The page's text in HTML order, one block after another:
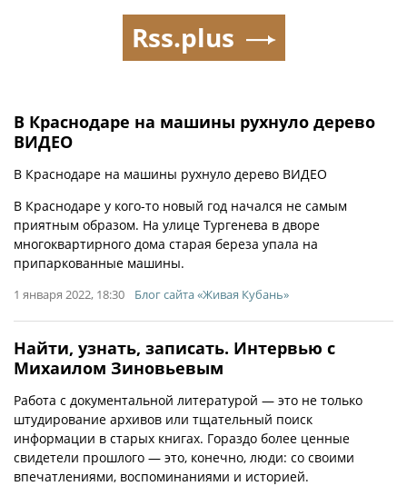
В Краснодаре на машины рухнуло дерево
ВИДЕО
В Краснодаре на машины рухнуло дерево ВИДЕО
В Краснодаре у кого-то новый год начался не самым
приятным образом. На улице Тургенева в дворе
многоквартирного дома старая береза упала на
припаркованные машины.
1 января 2022, 18:30 Блог сайта «Живая Кубань»
Найти, узнать, записать. Интервью с
Михаилом Зиновьевым
Работа с документальной литературой — это не только
штудирование архивов или тщательный поиск
информации в старых книгах. Гораздо более ценные
свидетели прошлого — это, конечно, люди: со своими
впечатлениями, воспоминаниями и историей.
Rss.plus